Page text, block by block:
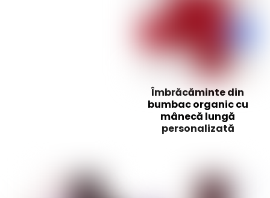
Îmbrăcăminte din
bumbac organic cu
mânecă lungă
personalizată